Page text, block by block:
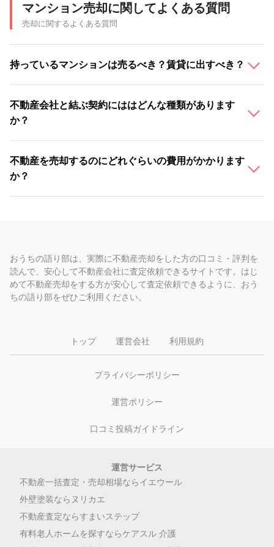
マンション売却に関してよくある質問
売却に関するよくある質問
持っているマンションは売るべき？賃貸に出すべき？
不動産会社と結ぶ契約にははどんな種類があります
か？
不動産を売却するのにどれぐらいの費用がかかります
か？
おうちの語り部は、実際に不動産売却をした方の口コミ・評判を
読んで、安心して不動産会社に査定依頼できるサイトです。はじ
めて不動産売却をする方が安心して査定依頼できるように、おう
ちの語り部をぜひご利用ください。
トップ 運営会社 利用規約
プライバシーポリシー
運営ポリシー
口コミ投稿ガイドライン
運営サービス
不動産一括査定・売却相場ならイエウール
外壁塗装ならヌリカエ
不動産査定ならすまいステップ
有料老人ホームを探すならケアスル 介護